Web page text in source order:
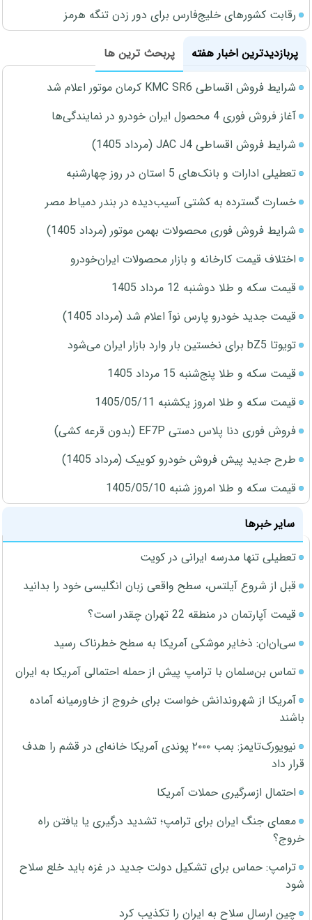
رقابت کشورهای خلیج‌فارس برای دور زدن تنگه هرمز
پربازدیدترین اخبار هفته
پربحث ترین ها
شرایط فروش اقساطی KMC SR6 کرمان موتور اعلام شد
آغاز فروش فوری 4 محصول ایران خودرو در نمایندگی‌ها
شرایط فروش اقساطی JAC J4 (مرداد 1405)
تعطیلی ادارات و بانک‌های 5 استان در روز چهارشنبه
خسارت گسترده به کشتی آسیب‌دیده در بندر دمیاط مصر
شرایط فروش فوری محصولات بهمن موتور (مرداد 1405)
اختلاف قیمت کارخانه و بازار محصولات ایران‌خودرو
قیمت سکه و طلا دوشنبه 12 مرداد 1405
قیمت جدید خودرو پارس نوآ اعلام شد (مرداد 1405)
تویوتا bZ5 برای نخستین بار وارد بازار ایران می‌شود
قیمت سکه و طلا پنج‌شنبه 15 مرداد 1405
قیمت سکه و طلا امروز یکشنبه 1405/05/11
فروش فوری دنا پلاس دستی EF7P (بدون قرعه کشی)
طرح جدید پیش فروش خودرو کوییک (مرداد 1405)
قیمت سکه و طلا امروز شنبه 1405/05/10
سایر خبرها
تعطیلی تنها مدرسه ایرانی در کویت
قبل از شروع آیلتس، سطح واقعی زبان انگلیسی خود را بدانید
قیمت آپارتمان در منطقه 22 تهران چقدر است؟
سی‌ان‌ان: ذخایر موشکی آمریکا به سطح خطرناک رسید
تماس بن‌سلمان با ترامپ پیش از حمله احتمالی آمریکا به ایران
آمریکا از شهروندانش خواست برای خروج از خاورمیانه آماده
باشند
نیویورک‌تایمز: بمب ۲۰۰۰ پوندی آمریکا خانه‌ای در قشم را هدف
قرار داد
احتمال ازسرگیری حملات آمریکا
معمای جنگ ایران برای ترامپ؛ تشدید درگیری یا یافتن راه
خروج؟
ترامپ: حماس برای تشکیل دولت جدید در غزه باید خلع سلاح
شود
چین ارسال سلاح به ایران را تکذیب کرد